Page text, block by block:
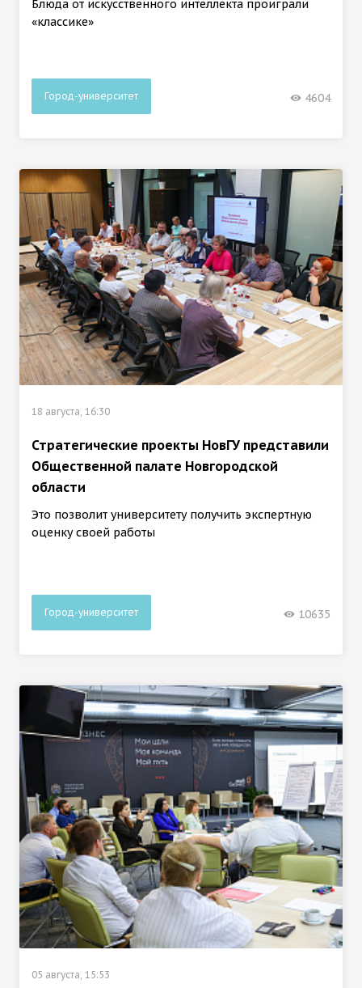
Блюда от искусственного интеллекта проиграли
«классике»
Город-университет 4604
18 августа, 16:30
Стратегические проекты НовГУ представили
Общественной палате Новгородской
области
Это позволит университету получить экспертную
оценку своей работы
Город-университет 10635
05 августа, 15:53